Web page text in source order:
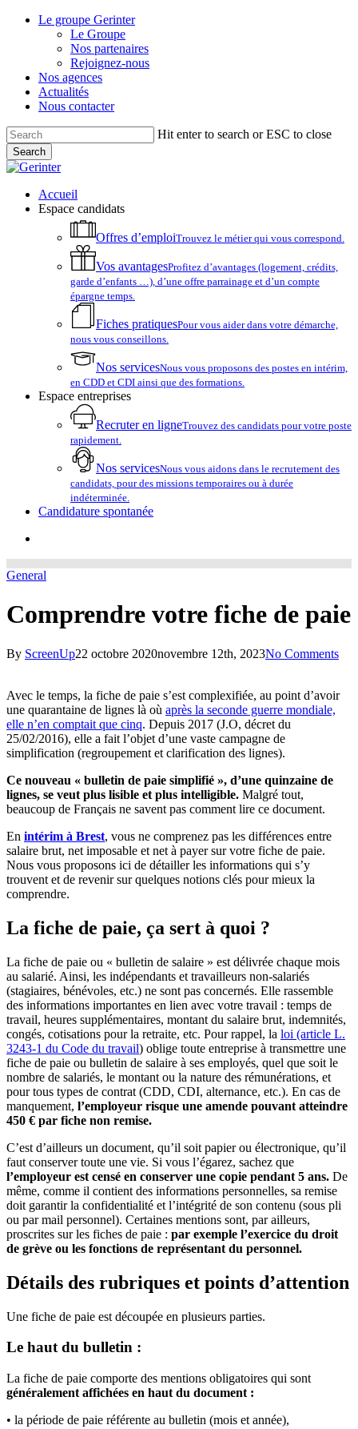
Skip
Le groupe Gerinter
Le Groupe
Nos partenaires
Rejoignez-nous
Nos agences
Actualités
Nous contacter
Hit enter to search or ESC to close
Search
Close
account
Menu
Accueil
Espace candidats
Offres d’emploiTrouvez le métier qui vous correspond.
Vos avantagesProfitez d’avantages (logement, crédits,
garde d’enfants …), d’une offre parrainage et d’un compte
épargne temps.
Fiches pratiquesPour vous aider dans votre démarche,
nous vous conseillons.
Nos servicesNous vous proposons des postes en intérim,
en CDD et CDI ainsi que des formations.
Espace entreprises
Recruter en ligneTrouvez des candidats pour votre poste
rapidement.
Nos servicesNous vous aidons dans le recrutement des
candidats, pour des missions temporaires ou à durée
indéterminée.
Candidature spontanée
General
Comprendre votre fiche de paie
By ScreenUp22 octobre 2020novembre 12th, 2023No Comments
Avec le temps, la fiche de paie s’est complexifiée, au point d’avoir
une quarantaine de lignes là où après la seconde guerre mondiale,
elle n’en comptait que cinq. Depuis 2017 (J.O, décret du
25/02/2016), elle a fait l’objet d’une vaste campagne de
simplification (regroupement et clarification des lignes).
Ce nouveau « bulletin de paie simplifié », d’une quinzaine de
lignes, se veut plus lisible et plus intelligible. Malgré tout,
beaucoup de Français ne savent pas comment lire ce document.
En intérim à Brest, vous ne comprenez pas les différences entre
salaire brut, net imposable et net à payer sur votre fiche de paie.
Nous vous proposons ici de détailler les informations qui s’y
trouvent et de revenir sur quelques notions clés pour mieux la
comprendre.
La fiche de paie, ça sert à quoi ?
La fiche de paie ou « bulletin de salaire » est délivrée chaque mois
au salarié. Ainsi, les indépendants et travailleurs non-salariés
(stagiaires, bénévoles, etc.) ne sont pas concernés. Elle rassemble
des informations importantes en lien avec votre travail : temps de
travail, heures supplémentaires, montant du salaire brut, indemnités,
congés, cotisations pour la retraite, etc. Pour rappel, la loi (article L.
3243-1 du Code du travail) oblige toute entreprise à transmettre une
fiche de paie ou bulletin de salaire à ses employés, quel que soit le
nombre de salariés, le montant ou la nature des rémunérations, et
pour tous types de contrat (CDD, CDI, alternance, etc.). En cas de
manquement, l’employeur risque une amende pouvant atteindre
450 € par fiche non remise.
C’est d’ailleurs un document, qu’il soit papier ou électronique, qu’il
faut conserver toute une vie. Si vous l’égarez, sachez que
l’employeur est censé en conserver une copie pendant 5 ans. De
même, comme il contient des informations personnelles, sa remise
doit garantir la confidentialité et l’intégrité de son contenu (sous pli
ou par mail personnel). Certaines mentions sont, par ailleurs,
proscrites sur les fiches de paie : par exemple l’exercice du droit
de grève ou les fonctions de représentant du personnel.
Détails des rubriques et points d’attention
Une fiche de paie est découpée en plusieurs parties.
Le haut du bulletin :
La fiche de paie comporte des mentions obligatoires qui sont
généralement affichées en haut du document :
• la période de paie référente au bulletin (mois et année),